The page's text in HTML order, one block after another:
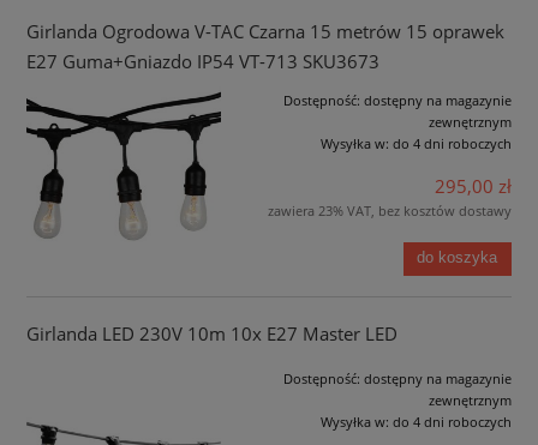
Girlanda Ogrodowa V-TAC Czarna 15 metrów 15 oprawek
E27 Guma+Gniazdo IP54 VT-713 SKU3673
Dostępność: dostępny na magazynie
zewnętrznym
Wysyłka w: do 4 dni roboczych
295,00 zł
zawiera 23% VAT, bez kosztów dostawy
do koszyka
Girlanda LED 230V 10m 10x E27 Master LED
Dostępność: dostępny na magazynie
zewnętrznym
Wysyłka w: do 4 dni roboczych